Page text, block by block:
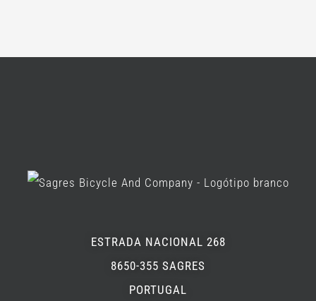
ESTRADA NACIONAL 268
8650-355 SAGRES
PORTUGAL